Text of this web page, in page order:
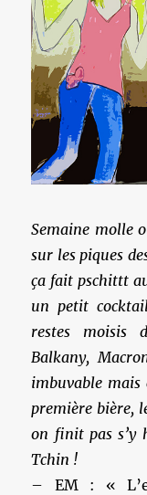
Semaine molle
sur les piques
ça fait pschittt
un petit
restes moisis
Balkany,
imbuvable mais
première bière,
on finit pas s’y
Tchin !
– EM : «